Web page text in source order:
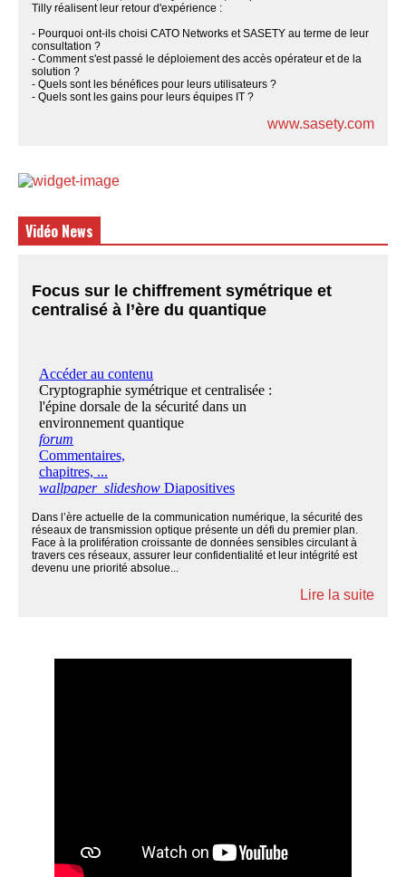
Tilly réalisent leur retour d'expérience :
- Pourquoi ont-ils choisi CATO Networks et SASETY au terme de leur
consultation ?
- Comment s'est passé le déploiement des accès opérateur et de la
solution ?
- Quels sont les bénéfices pour leurs utilisateurs ?
- Quels sont les gains pour leurs équipes IT ?
www.sasety.com
Vidéo News
Focus sur le chiffrement symétrique et
centralisé à l’ère du quantique
Dans l’ère actuelle de la communication numérique, la sécurité des
réseaux de transmission optique présente un défi du premier plan.
Face à la prolifération croissante de données sensibles circulant à
travers ces réseaux, assurer leur confidentialité et leur intégrité est
devenu une priorité absolue...
Lire la suite